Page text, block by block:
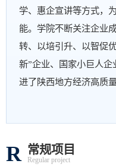
学、惠企宣讲等方式，
能。学院不断关注企业
转、以培引升、以智促
新”企业、国家小巨人
进了陕西地方经济高质量
R 常规项目
Regular project